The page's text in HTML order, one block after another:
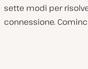
sette modi per
connessione.